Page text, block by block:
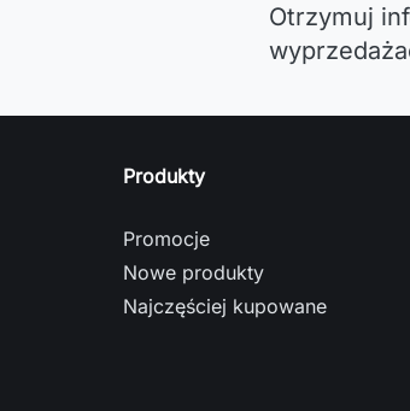
Otrzymuj
Produkty
Promocje
Nowe produkty
Najczęściej kupowane